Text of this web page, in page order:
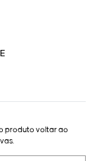
produto voltar ao